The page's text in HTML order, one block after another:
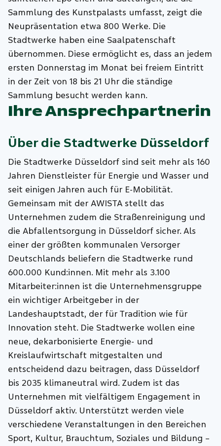
Sammlung des Kunstpalasts umfasst, zeigt die
Neupräsentation etwa 800 Werke. Die
Stadtwerke haben eine Saalpatenschaft
übernommen. Diese ermöglicht es, dass an jedem
ersten Donnerstag im Monat bei freiem Eintritt
in der Zeit von 18 bis 21 Uhr die ständige
Sammlung besucht werden kann.
Ihre Ansprechpartnerin
Über die Stadtwerke Düsseldorf
Die Stadtwerke Düsseldorf sind seit mehr als 160
Jahren Dienstleister für Energie und Wasser und
seit einigen Jahren auch für E-Mobilität.
Gemeinsam mit der AWISTA stellt das
Unternehmen zudem die Straßenreinigung und
die Abfallentsorgung in Düsseldorf sicher. Als
einer der größten kommunalen Versorger
Deutschlands beliefern die Stadtwerke rund
600.000 Kund:innen. Mit mehr als 3.100
Mitarbeiter:innen ist die Unternehmensgruppe
ein wichtiger Arbeitgeber in der
Landeshauptstadt, der für Tradition wie für
Innovation steht. Die Stadtwerke wollen eine
neue, dekarbonisierte Energie- und
Kreislaufwirtschaft mitgestalten und
entscheidend dazu beitragen, dass Düsseldorf
bis 2035 klimaneutral wird. Zudem ist das
Unternehmen mit vielfältigem Engagement in
Düsseldorf aktiv. Unterstützt werden viele
verschiedene Veranstaltungen in den Bereichen
Sport, Kultur, Brauchtum, Soziales und Bildung –